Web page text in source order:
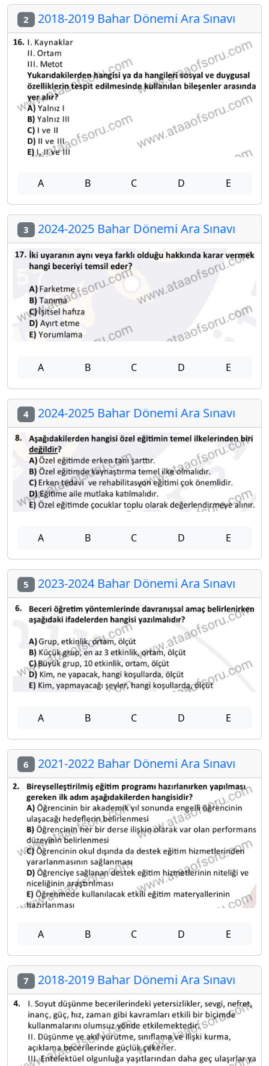
2 2018-2019 Bahar Dönemi Ara Sınavı
A B C D E
3 2024-2025 Bahar Dönemi Ara Sınavı
A B C D E
4 2024-2025 Bahar Dönemi Ara Sınavı
A B C D E
5 2023-2024 Bahar Dönemi Ara Sınavı
A B C D E
6 2021-2022 Bahar Dönemi Ara Sınavı
A B C D E
7 2018-2019 Bahar Dönemi Ara Sınavı